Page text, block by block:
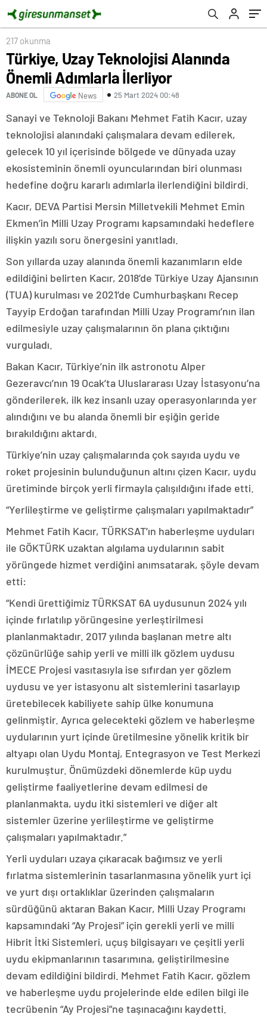
217 okunma
Türkiye, Uzay Teknolojisi Alanında
Önemli Adımlarla İlerliyor
ABONE OL News 25 Mart 2024 00:48
Sanayi ve Teknoloji Bakanı Mehmet Fatih Kacır, uzay
teknolojisi alanındaki çalışmalara devam edilerek,
gelecek 10 yıl içerisinde bölgede ve dünyada uzay
ekosisteminin önemli oyuncularından biri olunması
hedefine doğru kararlı adımlarla ilerlendiğini bildirdi.
Kacır, DEVA Partisi Mersin Milletvekili Mehmet Emin
Ekmen’in Milli Uzay Programı kapsamındaki hedeflere
ilişkin yazılı soru önergesini yanıtladı.
Son yıllarda uzay alanında önemli kazanımların elde
edildiğini belirten Kacır, 2018’de Türkiye Uzay Ajansının
(TUA) kurulması ve 2021’de Cumhurbaşkanı Recep
Tayyip Erdoğan tarafından Milli Uzay Programı’nın ilan
edilmesiyle uzay çalışmalarının ön plana çıktığını
vurguladı.
Bakan Kacır, Türkiye’nin ilk astronotu Alper
Gezeravcı’nın 19 Ocak’ta Uluslararası Uzay İstasyonu’na
gönderilerek, ilk kez insanlı uzay operasyonlarında yer
alındığını ve bu alanda önemli bir eşiğin geride
bırakıldığını aktardı.
Türkiye’nin uzay çalışmalarında çok sayıda uydu ve
roket projesinin bulunduğunun altını çizen Kacır, uydu
üretiminde birçok yerli firmayla çalışıldığını ifade etti.
“Yerlileştirme ve geliştirme çalışmaları yapılmaktadır”
Mehmet Fatih Kacır, TÜRKSAT’ın haberleşme uyduları
ile GÖKTÜRK uzaktan algılama uydularının sabit
yörüngede hizmet verdiğini anımsatarak, şöyle devam
etti:
“Kendi ürettiğimiz TÜRKSAT 6A uydusunun 2024 yılı
içinde fırlatılıp yörüngesine yerleştirilmesi
planlanmaktadır. 2017 yılında başlanan metre altı
çözünürlüğe sahip yerli ve milli ilk gözlem uydusu
İMECE Projesi vasıtasıyla ise sıfırdan yer gözlem
uydusu ve yer istasyonu alt sistemlerini tasarlayıp
üretebilecek kabiliyete sahip ülke konumuna
gelinmiştir. Ayrıca gelecekteki gözlem ve haberleşme
uydularının yurt içinde üretilmesine yönelik kritik bir
altyapı olan Uydu Montaj, Entegrasyon ve Test Merkezi
kurulmuştur. Önümüzdeki dönemlerde küp uydu
geliştirme faaliyetlerine devam edilmesi de
planlanmakta, uydu itki sistemleri ve diğer alt
sistemler üzerine yerlileştirme ve geliştirme
çalışmaları yapılmaktadır.”
Yerli uyduları uzaya çıkaracak bağımsız ve yerli
fırlatma sistemlerinin tasarlanmasına yönelik yurt içi
ve yurt dışı ortaklıklar üzerinden çalışmaların
sürdüğünü aktaran Bakan Kacır, Milli Uzay Programı
kapsamındaki “Ay Projesi” için gerekli yerli ve milli
Hibrit İtki Sistemleri, uçuş bilgisayarı ve çeşitli yerli
uydu ekipmanlarının tasarımına, geliştirilmesine
devam edildiğini bildirdi. Mehmet Fatih Kacır, gözlem
ve haberleşme uydu projelerinde elde edilen bilgi ile
tecrübenin “Ay Projesi”ne taşınacağını kaydetti.